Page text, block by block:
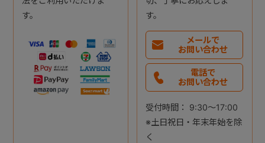
す。
す。
メールで
お問い合わせ
電話で
お問い合わせ
受付時間： 9:30～17:00
※土日祝日・年末年始を除
く